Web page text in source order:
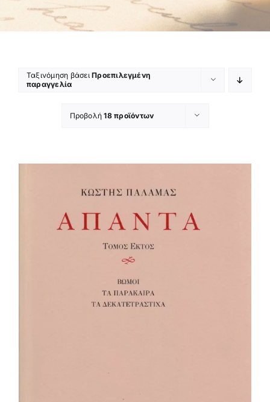
Ταξινόμηση βάσειΠροεπιλεγμένη
παραγγελία
Προβολή18 προϊόντων